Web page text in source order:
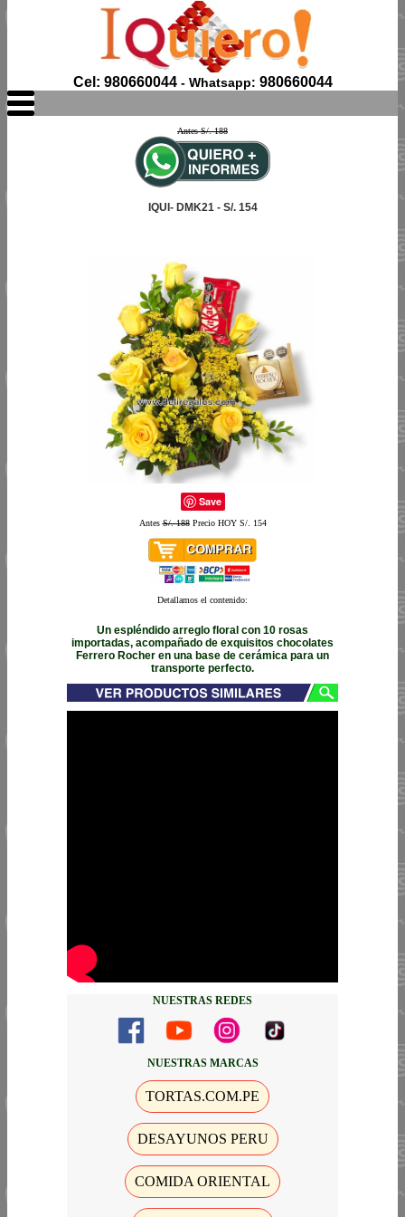
Cel: 980660044- Whatsapp: 980660044
Antes S/. 188
IQUI- DMK21 - S/. 154
Save
AntesS/. 188Precio HOY S/. 154
Detallamos el contenido:
Un espléndido arreglo floral con 10 rosas
importadas, acompañado de exquisitos chocolates
Ferrero Rocher en una base de cerámica para un
transporte perfecto.
NUESTRAS REDES
NUESTRAS MARCAS
TORTAS.COM.PE
DESAYUNOS PERU
COMIDA ORIENTAL